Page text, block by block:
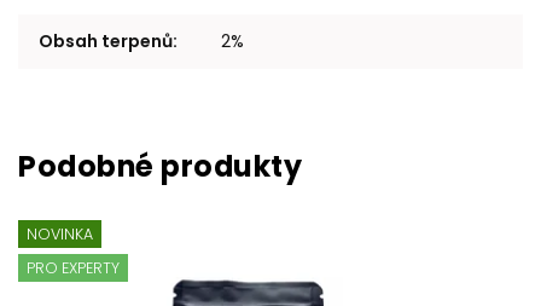
Obsah terpenů: 2%
NOVINKA
PRO EXPERTY